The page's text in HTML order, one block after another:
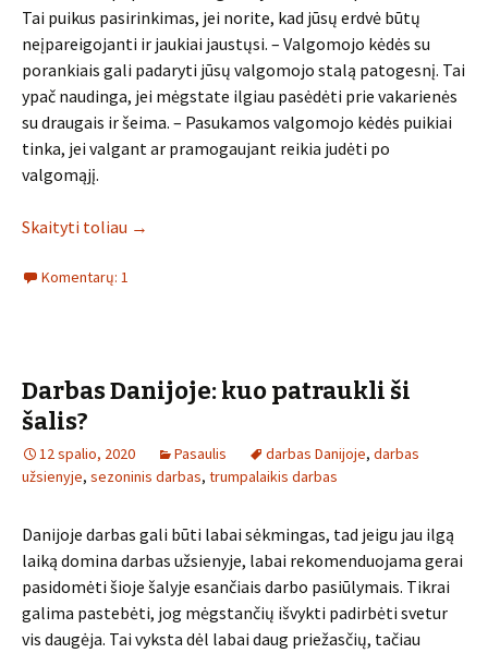
Tai puikus pasirinkimas, jei norite, kad jūsų erdvė būtų
neįpareigojanti ir jaukiai jaustųsi. – Valgomojo kėdės su
porankiais gali padaryti jūsų valgomojo stalą patogesnį. Tai
ypač naudinga, jei mėgstate ilgiau pasėdėti prie vakarienės
su draugais ir šeima. – Pasukamos valgomojo kėdės puikiai
tinka, jei valgant ar pramogaujant reikia judėti po
valgomąjį.
Skaityti toliau →
Komentarų: 1
Darbas Danijoje: kuo patraukli ši
šalis?
12 spalio, 2020 Pasaulis darbas Danijoje, darbas
užsienyje, sezoninis darbas, trumpalaikis darbas
Danijoje darbas gali būti labai sėkmingas, tad jeigu jau ilgą
laiką domina darbas užsienyje, labai rekomenduojama gerai
pasidomėti šioje šalyje esančiais darbo pasiūlymais. Tikrai
galima pastebėti, jog mėgstančių išvykti padirbėti svetur
vis daugėja. Tai vyksta dėl labai daug priežasčių, tačiau